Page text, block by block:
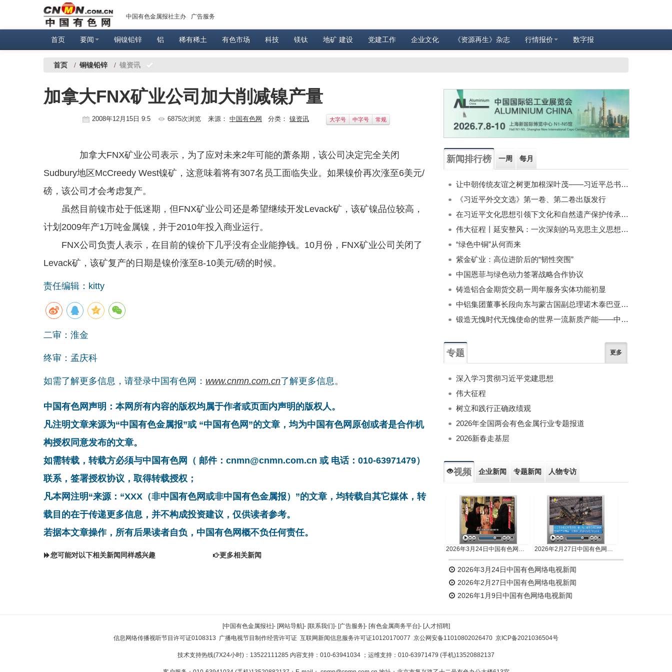
中国有色金属报社主办 广告服务
首页 要闻 铜镍铅锌 铝 稀有稀土 有色市场 科技 镁钛 地矿 建设 党建工作 企业文化 《资源再生》杂志 行情报价 数字报
首页 / 铜镍铅锌 / 镍资讯
加拿大FNX矿业公司加大削减镍产量
2008年12月15日 9:5 6875次浏览 来源： 中国有色网 分类： 镍资讯 大字号 中字号 常规
加拿大FNX矿业公司表示，为了应对未来2年可能的萧条期，该公司决定完全关闭
Sudbury地区McCreedy West镍矿，这意味着将有307名员工面临失业。如果镍价再次涨至6美元/
磅，该公司才会考虑复产。
虽然目前镍市处于低迷期，但FNX矿业公司还是希望继续开发Levack矿，该矿镍品位较高，
计划2009年产1万吨金属镍，并于2010年投入商业运行。
FNX公司负责人表示，在目前的镍价下几乎没有企业能挣钱。10月份，FNX矿业公司关闭了
Levack矿，该矿复产的日期是镍价涨至8-10美元/磅的时候。
责任编辑：kitty
二审：淮金
终审：孟庆科
如需了解更多信息，请登录中国有色网： www.cnmn.com.cn了解更多信息。
中国有色网声明：本网所有内容的版权均属于作者或页面内声明的版权人。
凡注明文章来源为“中国有色金属报”或 “中国有色网”的文章，均为中国有色网原创或者是合作机
构授权同意发布的文章。
如需转载，转载方必须与中国有色网（ 邮件：cnmn@cnmn.com.cn 或 电话：010-63971479）
联系，签署授权协议，取得转载授权；
凡本网注明“来源：“XXX（非中国有色网或非中国有色金属报）”的文章，均转载自其它媒体，转
载目的在于传递更多信息，并不构成投资建议，仅供读者参考。
若据本文章操作，所有后果读者自负，中国有色网概不负任何责任。
您可能对以下相关新闻同样感兴趣 更多相关新闻
新闻排行榜 一周 每月
让中朝传统友谊之树更加根深叶茂——习近平总书记对朝鲜进行国事访问纪实
《习近平外交文选》第一卷、第二卷出版发行
在习近平文化思想引领下文化和自然遗产保护传承利用工作开创新局面
伟大征程丨延安整风：一次深刻的马克思主义思想教育运动
“绿色中铜”从何而来
紫金矿业：高位进阶后的“韧性突围”
中国恩菲与绿色动力签署战略合作协议
铸造铝合金期货交易一周年服务实体功能初显
中铝集团董事长段向东与蒙古国副总理诺木泰巴亚尔举行会谈
锻造无愧时代无愧使命的世界一流新质产能——中国有色金属工业的战略应对与破局之道（二）
专题 更多
深入学习贯彻习近平党建思想
伟大征程
树立和践行正确政绩观
2026年全国两会有色金属行业专题报道
2026新春走基层
视频 企业新闻 专题新闻 人物专访
2026年3月24日中国有色网络电视新闻 2026年2月27日中国有色网络电视新闻
2026年3月24日中国有色网络电视新闻
2026年2月27日中国有色网络电视新闻
2026年1月9日中国有色网络电视新闻
[中国有色金属报社]- [网站导航]- [联系我们]- [广告服务]- [有色金属商务平台]- [人才招聘]
信息网络传播视听节目许可证0108313 广播电视节目制作经营许可证 互联网新闻信息服务许可证10120170077 京公网安备11010802026470 京ICP备2021036504号
技术支持热线(7X24小时)：13522111285 内容支持：010-63941034 ；运维支持：010-63971479 (手机)13520882137